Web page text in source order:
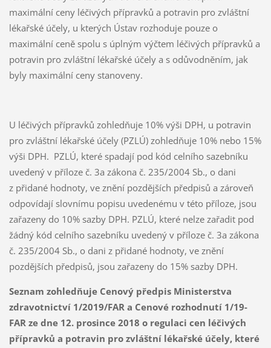
maximální ceny léčivých přípravků a potravin pro zvláštní
lékařské účely, u kterých Ústav rozhoduje pouze o
maximální ceně spolu s úplným výčtem léčivých přípravků a
potravin pro zvláštní lékařské účely a s odůvodněním, jak
byly maximální ceny stanoveny.
U léčivých přípravků zohledňuje 10% výši DPH, u potravin
pro zvláštní lékařské účely (PZLÚ) zohledňuje 10% nebo 15%
výši DPH. PZLÚ, které spadají pod kód celního sazebníku
uvedený v příloze č. 3a zákona č. 235/2004 Sb., o dani
z přidané hodnoty, ve znění pozdějších předpisů a zároveň
odpovídají slovnímu popisu uvedenému v této příloze, jsou
zařazeny do 10% sazby DPH. PZLÚ, které nelze zařadit pod
žádný kód celního sazebníku uvedený v příloze č. 3a zákona
č. 235/2004 Sb., o dani z přidané hodnoty, ve znění
pozdějších předpisů, jsou zařazeny do 15% sazby DPH.
Seznam zohledňuje Cenový předpis Ministerstva
zdravotnictví 1/2019/FAR a Cenové rozhodnutí 1/19-
FAR ze dne 12. prosince 2018 o regulaci cen léčivých
přípravků a potravin pro zvláštní lékařské účely, které